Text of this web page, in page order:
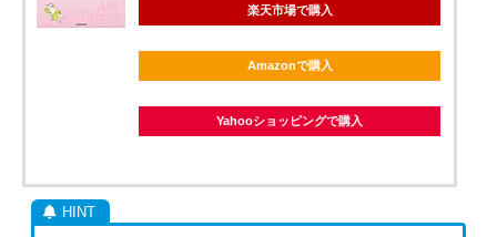
楽天市場で購入
Amazonで購入
Yahooショッピングで購入